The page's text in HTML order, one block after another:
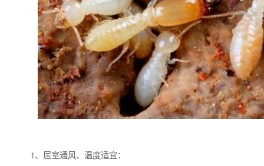
1、居室通风、温度适宜：